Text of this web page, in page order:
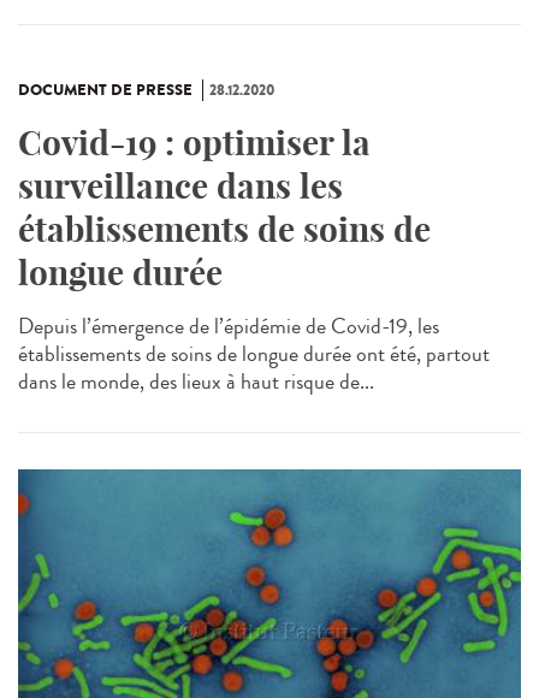
DOCUMENT DE PRESSE 28.12.2020
Covid-19 : optimiser la
surveillance dans les
établissements de soins de
longue durée
Depuis l’émergence de l’épidémie de Covid-19, les
établissements de soins de longue durée ont été, partout
dans le monde, des lieux à haut risque de...